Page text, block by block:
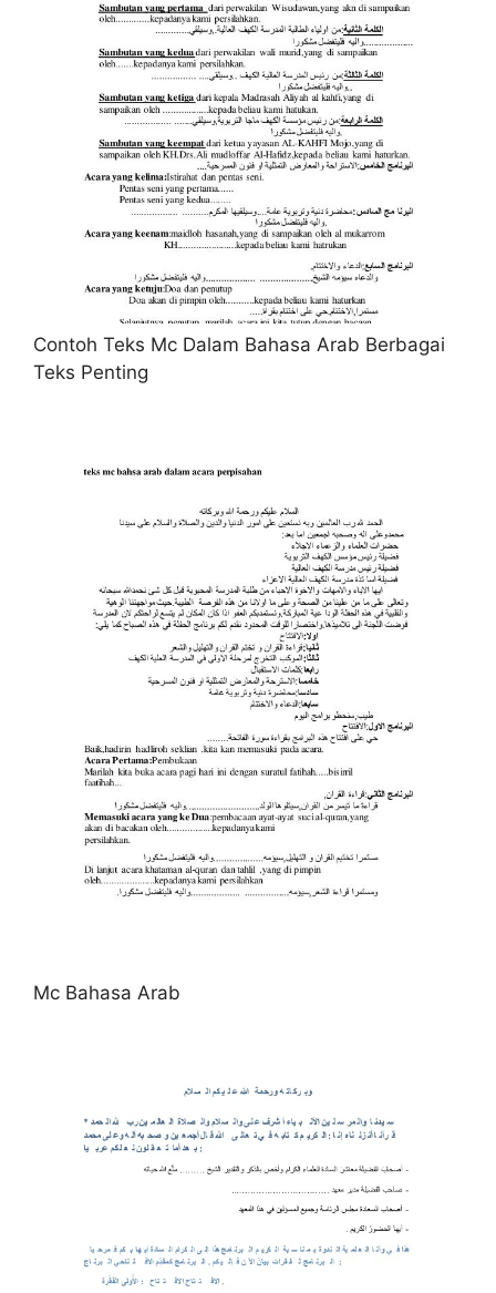
Contoh Teks Mc Dalam Bahasa Arab Berbagai
Teks Penting
Mc Bahasa Arab